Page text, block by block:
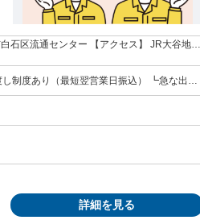
アクセス】 JR大谷地駅
徒歩3分、大通駅徒歩5分 ※履歴書も来社も
（最短翌営業日振込） ┗急な出費
詳細を見る